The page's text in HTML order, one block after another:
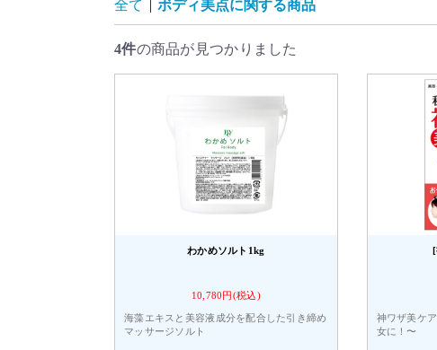
全て | ボディ美点に関する商品
4件の商品が見つかりました
わかめソルト1kg
10,780円(税込)
海藻エキスと美容液成分を配合した引き締め
マッサージソルト
[
神ワザ美ケ
女に！〜